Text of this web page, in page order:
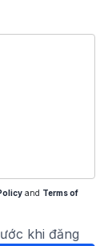
and Terms of
khi đăng